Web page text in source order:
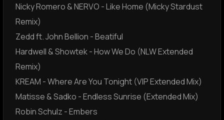
Nicky Romero & NERVO - Like Home (Micky Stardust
Remix)
Zedd ft. John Bellion - Beatiful
Hardwell & Showtek - How We Do (NLW Extended
Remix)
KREAM - Where Are You Tonight (VIP Extended Mix)
Matisse & Sadko - Endless Sunrise (Extended Mix)
Robin Schulz - Embers